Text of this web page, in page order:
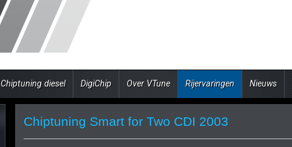
Chiptuning diesel DigiChip Over VTune Rijervaringen Nieuws
Chiptuning Smart for Two CDI 2003